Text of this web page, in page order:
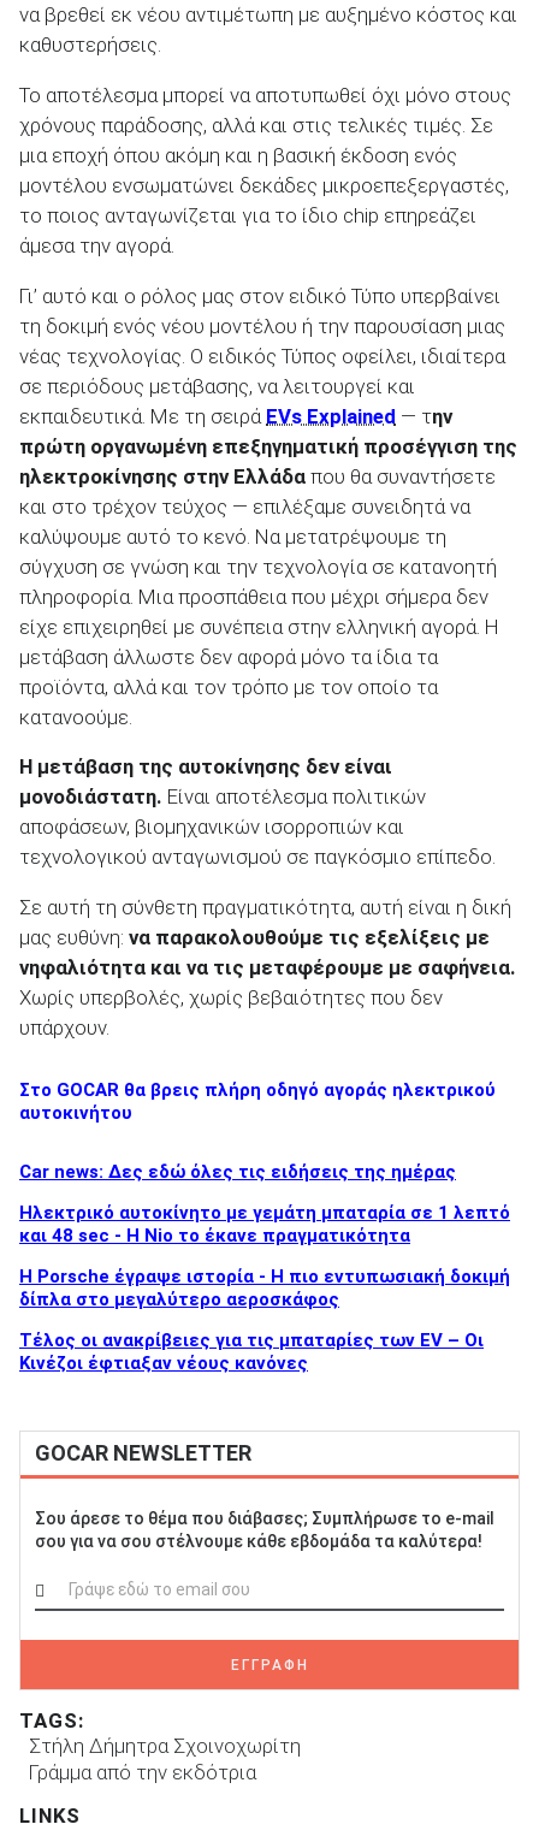
να βρεθεί εκ νέου αντιμέτωπη με αυξημένο κόστος και
καθυστερήσεις.
Το αποτέλεσμα μπορεί να αποτυπωθεί όχι μόνο στους
χρόνους παράδοσης, αλλά και στις τελικές τιμές. Σε
μια εποχή όπου ακόμη και η βασική έκδοση ενός
μοντέλου ενσωματώνει δεκάδες μικροεπεξεργαστές,
το ποιος ανταγωνίζεται για το ίδιο chip επηρεάζει
άμεσα την αγορά.
Γι’ αυτό και ο ρόλος μας στον ειδικό Τύπο υπερβαίνει
τη δοκιμή ενός νέου μοντέλου ή την παρουσίαση μιας
νέας τεχνολογίας. Ο ειδικός Τύπος οφείλει, ιδιαίτερα
σε περιόδους μετάβασης, να λειτουργεί και
εκπαιδευτικά. Με τη σειρά EVs Explained — την
πρώτη οργανωμένη επεξηγηματική προσέγγιση της
ηλεκτροκίνησης στην Ελλάδα που θα συναντήσετε
και στο τρέχον τεύχος — επιλέξαμε συνειδητά να
καλύψουμε αυτό το κενό. Να μετατρέψουμε τη
σύγχυση σε γνώση και την τεχνολογία σε κατανοητή
πληροφορία. Μια προσπάθεια που μέχρι σήμερα δεν
είχε επιχειρηθεί με συνέπεια στην ελληνική αγορά. Η
μετάβαση άλλωστε δεν αφορά μόνο τα ίδια τα
προϊόντα, αλλά και τον τρόπο με τον οποίο τα
κατανοούμε.
Η μετάβαση της αυτοκίνησης δεν είναι
μονοδιάστατη. Είναι αποτέλεσμα πολιτικών
αποφάσεων, βιομηχανικών ισορροπιών και
τεχνολογικού ανταγωνισμού σε παγκόσμιο επίπεδο.
Σε αυτή τη σύνθετη πραγματικότητα, αυτή είναι η δική
μας ευθύνη: να παρακολουθούμε τις εξελίξεις με
νηφαλιότητα και να τις μεταφέρουμε με σαφήνεια.
Χωρίς υπερβολές, χωρίς βεβαιότητες που δεν
υπάρχουν.
Στο GOCAR θα βρεις πλήρη οδηγό αγοράς ηλεκτρικού
αυτοκινήτου
Car news: Δες εδώ όλες τις ειδήσεις της ημέρας
Ηλεκτρικό αυτοκίνητο με γεμάτη μπαταρία σε 1 λεπτό
και 48 sec - Η Nio το έκανε πραγματικότητα
H Porsche έγραψε ιστορία - H πιο εντυπωσιακή δοκιμή
δίπλα στο μεγαλύτερο αεροσκάφος
Τέλος οι ανακρίβειες για τις μπαταρίες των EV – Οι
Κινέζοι έφτιαξαν νέους κανόνες
GOCAR NEWSLETTER
Σου άρεσε το θέμα που διάβασες; Συμπλήρωσε το e-mail
σου για να σου στέλνουμε κάθε εβδομάδα τα καλύτερα!
ΕΓΓΡΑΦΗ
TAGS:
Στήλη Δήμητρα Σχοινοχωρίτη
Γράμμα από την εκδότρια
LINKS